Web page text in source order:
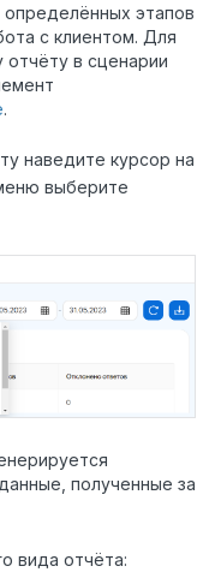
этапов
с клиентом. Для
в сценарии
.
наведите курсор на
выберите
полученные за
вида отчёта: